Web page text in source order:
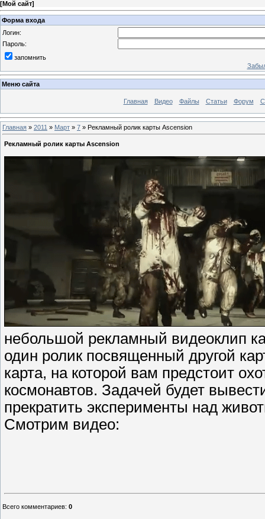
[Мой сайт]
Форма входа
Логин:
Пароль:
запомнить
Меню сайта
Главная Видео Файлы Статьи Форум
Главная » 2011 » Март » 7 » Рекламный ролик карты Ascension
Рекламный ролик карты Ascension
небольшой рекламный видеоклип
один ролик посвященный другой
карта, на которой вам предстоит
космонавтов. Задачей будет
прекратить эксперименты над
Смотрим видео:
Всего комментариев: 0